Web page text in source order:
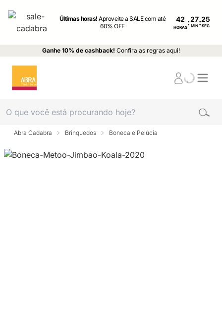
Últimas horas!Aproveite a SALE com até
60% OFF
42
HORAS: MIN : SEG
Ganhe 10% de cashback! Confira as regras aqui!
Abra Cadabra Brinquedos Boneca e Pelúcia